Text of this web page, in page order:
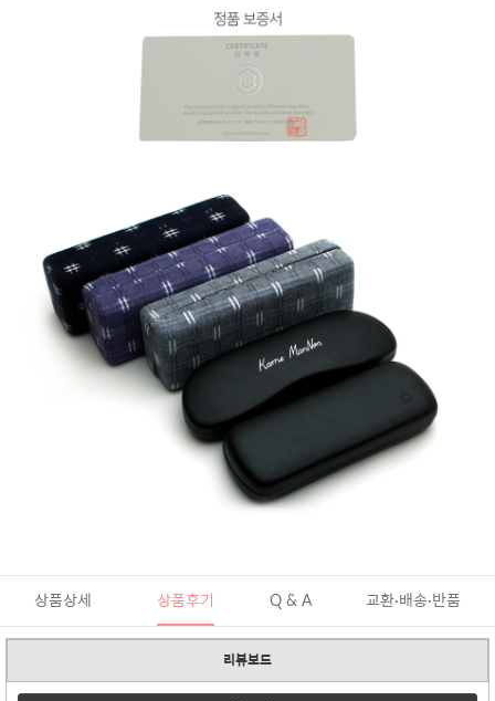
상품상세 상품후기 Q & A 교환·배송·반품
리뷰보드